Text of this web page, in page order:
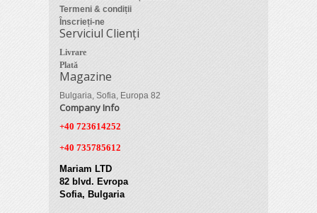
Termeni & condiții
Înscrieți-ne
Serviciul Clienți
Livrare
Plată
Magazine
Bulgaria, Sofia, Europa 82
Company Info
+40 723614252
+40 735785612
Mariam LTD
82 blvd. Evropa
Sofia, Bulgaria